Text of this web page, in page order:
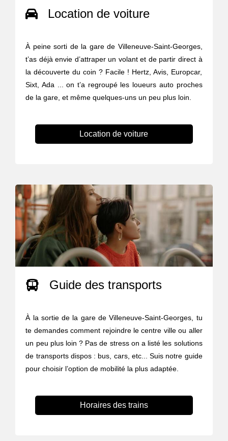
Location de voiture
À peine sorti de la gare de Villeneuve-Saint-Georges,
t’as déjà envie d’attraper un volant et de partir direct à
la découverte du coin ? Facile ! Hertz, Avis, Europcar,
Sixt, Ada ... on t’a regroupé les loueurs auto proches
de la gare, et même quelques-uns un peu plus loin.
Location de voiture
Guide des transports
À la sortie de la gare de Villeneuve-Saint-Georges, tu
te demandes comment rejoindre le centre ville ou aller
un peu plus loin ? Pas de stress on a listé les solutions
de transports dispos : bus, cars, etc... Suis notre guide
pour choisir l’option de mobilité la plus adaptée.
Horaires des trains